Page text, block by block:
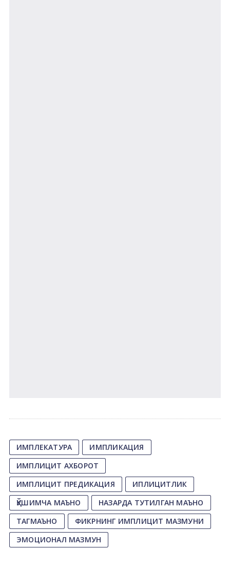
ИМПЛЕКАТУРА
ИМПЛИКАЦИЯ
ИМПЛИЦИТ АХБОРОТ
ИМПЛИЦИТ ПРЕДИКАЦИЯ
ИПЛИЦИТЛИК
ҚЎШИМЧА МАЪНО
НАЗАРДА ТУТИЛГАН МАЪНО
ТАГМАЪНО
ФИКРНИНГ ИМПЛИЦИТ МАЗМУНИ
ЭМОЦИОНАЛ МАЗМУН